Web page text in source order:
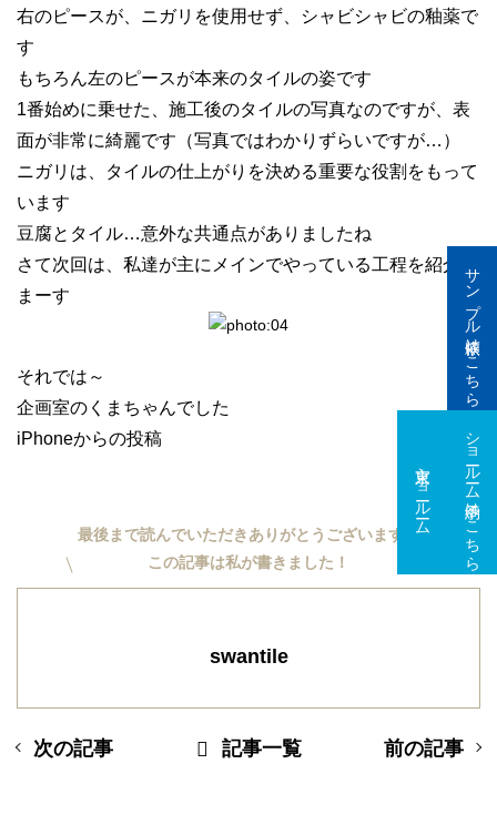
サンプル依頼はこちら
ショールーム予約はこちら
東京ショールーム 大阪ショールーム
右のピースが、ニガリを使用せず、シャビシャビの釉薬で
す
もちろん左のピースが本来のタイルの姿です
1番始めに乗せた、施工後のタイルの写真なのですが、表
面が非常に綺麗です（写真ではわかりずらいですが…）
ニガリは、タイルの仕上がりを決める重要な役割をもって
います
豆腐とタイル…意外な共通点がありましたね
さて次回は、私達が主にメインでやっている工程を紹介し
まーす
それでは～
企画室のくまちゃんでした
iPhoneからの投稿
最後まで読んでいただきありがとうございます。
この記事は私が書きました！
swantile
次の記事 記事一覧 前の記事